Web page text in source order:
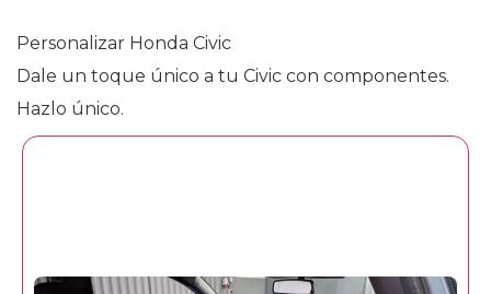
Personalizar Honda Civic
Dale un toque único a tu Civic con componentes.
Hazlo único.